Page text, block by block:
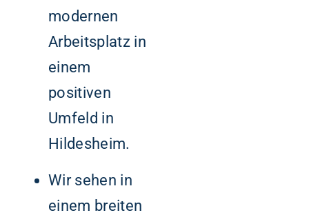
modernen
Arbeitsplatz in
einem
positiven
Umfeld in
Hildesheim.
Wir sehen in
einem breiten